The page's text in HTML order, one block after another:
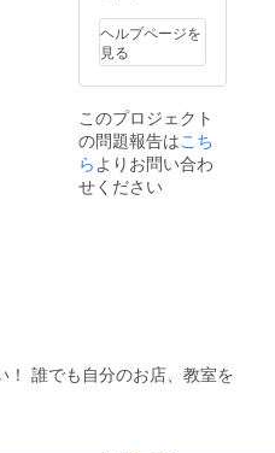
ヘルプページを
見る
このプロジェクト
の問題報告はこち
ら よりお問い合わ
せください
！ 誰でも自分のお店、教室を